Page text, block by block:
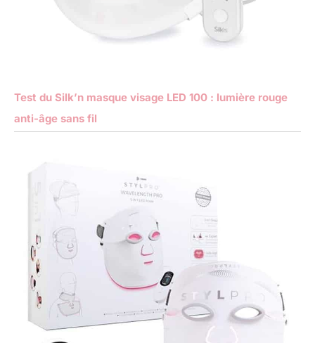
Test du Silk’n masque visage LED 100 : lumière rouge
anti-âge sans fil